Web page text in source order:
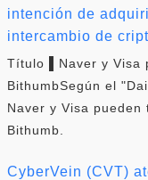
intención de
intercambio de
Título ▌Naver y Visa
BithumbSegún el
Naver y Visa
Bithumb.
CyberVein (CVT)